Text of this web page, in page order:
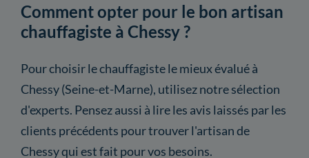
Comment opter pour le bon artisan
chauffagiste à Chessy ?
Pour choisir le chauffagiste le mieux évalué à
Chessy (Seine-et-Marne), utilisez notre sélection
d'experts. Pensez aussi à lire les avis laissés par les
clients précédents pour trouver l'artisan de
Chessy qui est fait pour vos besoins.